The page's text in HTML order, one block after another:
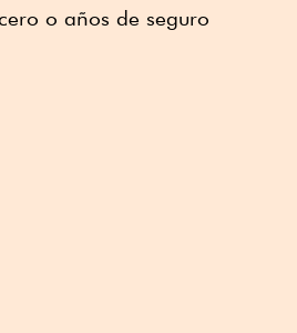
o años de seguro